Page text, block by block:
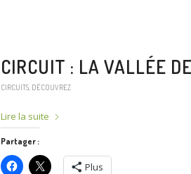
CIRCUIT : LA VALLÉE
CIRCUITS DÉCOUVREZ
Lire la suite
Partager :
Plus